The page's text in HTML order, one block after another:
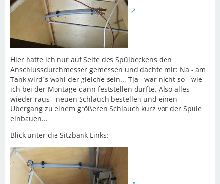
Hier hatte ich nur auf Seite des Spülbeckens den
Anschlussdurchmesser gemessen und dachte mir: Na - am
Tank wird´s wohl der gleiche sein... Tja - war nicht so - wie
ich bei der Montage dann feststellen durfte. Also alles
wieder raus - neuen Schlauch bestellen und einen
Übergang zu einem größeren Schlauch kurz vor der Spüle
einbauen...
Blick unter die Sitzbank Links: